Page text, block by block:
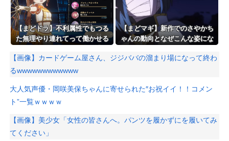
【まどドラ】不利属性でもつる
た無理やり連れてって働かせる
【まどマギ】新作でのさやかち
ゃんの動向となぜこんな姿にな
【画像】カードゲーム屋さん、ジジババの溜まり場になって終わ
るwwwwwwwwwwww
大人気声優・岡咲美保ちゃんに寄せられた″お祝イイ！！コメン
ト”一覧ｗｗｗｗ
【画像】美少女「女性の皆さんへ。パンツを履かずにを履いてみ
てください」